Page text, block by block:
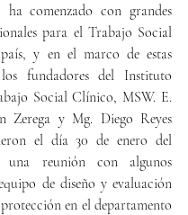
ha comenzado con grandes
para el Trabajo Social
y en el marco de estas
los fundadores del Instituto
Social Clínico, MSW. E.
Zerega y Mg. Diego Reyes
el día 30 de enero del
una reunión con algunos
de diseño y evaluación
en el departamento